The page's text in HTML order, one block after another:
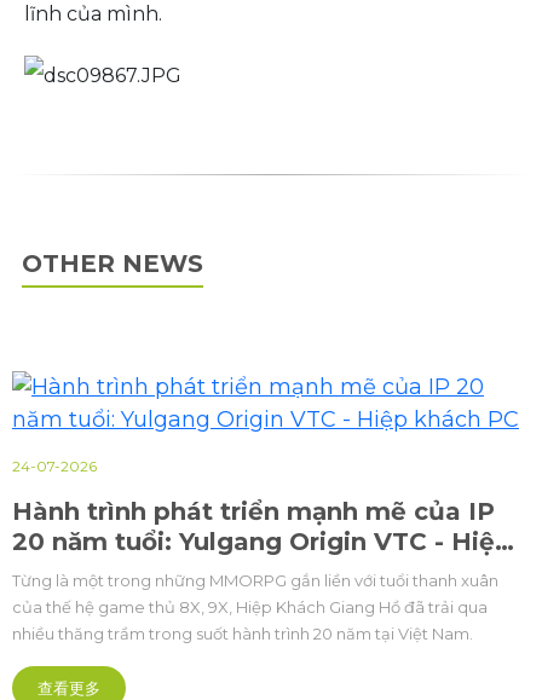
lĩnh của mình.
OTHER NEWS
24-07-2026
Hành trình phát triển mạnh mẽ của IP
20 năm tuổi: Yulgang Origin VTC - Hiệp
khách PC
Từng là một trong những MMORPG gắn liền với tuổi thanh xuân
của thế hệ game thủ 8X, 9X, Hiệp Khách Giang Hồ đã trải qua
nhiều thăng trầm trong suốt hành trình 20 năm tại Việt Nam.
查看更多